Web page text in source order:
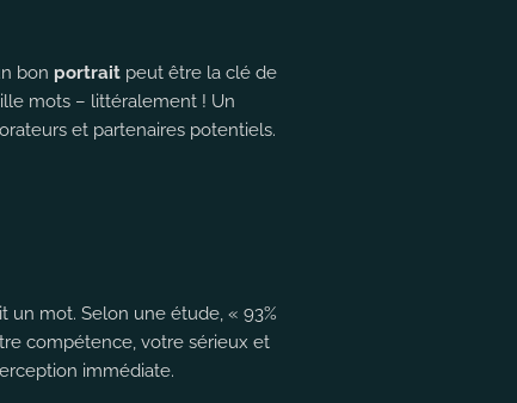
bon portrait peut être la clé de
mots – littéralement ! Un
et partenaires potentiels.
un mot. Selon une étude, « 93%
compétence, votre sérieux et
immédiate.